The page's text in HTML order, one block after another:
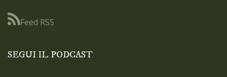
Feed RSS
SEGUI IL PODCAST